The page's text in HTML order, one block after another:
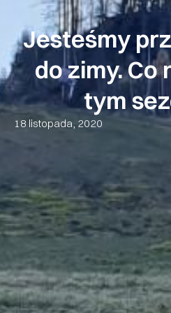
Jesteśmy
do zimy. Co
tym
18 listopada, 2020